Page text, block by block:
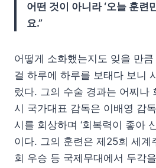
어떤 것이 아니라 ‘오늘 훈련
요.”
어떻게 소화했는지도 잊을 만
걸 하루에 하루를 보태다 보니
렀다. 그의 수술 경과는 어찌나
시 국가대표 감독은 이배영 감
시를 회상하며 ‘회복력이 좋아
이다. 그의 훈련은 제25회 세계
회 우승 등 국제무대에서 두각